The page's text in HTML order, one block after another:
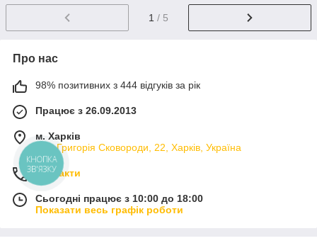
1 / 5
Про нас
98% позитивних з 444 відгуків за рік
Працює з 26.09.2013
м. Харків
вул. Григорія Сковороди, 22, Харків, Україна
Контакти
Сьогодні працює з 10:00 до 18:00
Показати весь графік роботи
КНОПКА
ЗВ'ЯЗКУ